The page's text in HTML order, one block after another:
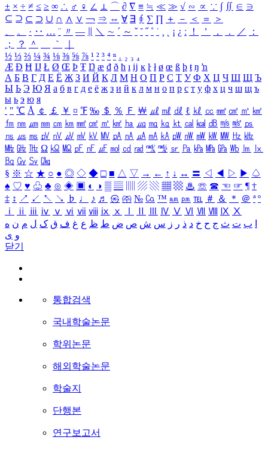
± × ÷ ≠ ≤ ≥ ∞ ∴ ♂ ♀ ∠ ⊥ ⌒ ∂ ∇ ≡ ≒ ≪ ≫ √ ∽ ∝ ∵ ∫ ∬ ∈ ∋
⊆ ⊇ ⊂ ⊃ ∪ ∩ ∧ ∨ ￢ ⇒ ⇔ ∀ ∃ ∮ ∑ ∏ ＋ － ＜ ＝
＞
、
。 · ‥ … ¨ 〃 ― ＼ ∼ ´ ～ ˇ ˘ ˝ ˚ ˙ ¸ ¡ ¿ ː ！ ＇ ， ． ／
：
；
？ ＾ ｀
½ ⅓ ⅔ ¼ ¾ ⅛ ⅜ ⅝ ⅞ ¹ ² ³ ⁴ ⁿ ₁ ₂ ₃ ₄
Æ Ð Ħ Ĳ Ł Ø Œ Þ Ŧ Ŋ æ đ ð ħ ı ĳ ĸ ŀ ł ø œ ß þ ŧ ŋ ŉ
А Б В Г Д Е Ё Ж З И Й К Л М Н О П Р С Т У Ф Х Ц Ч Ш Щ Ъ
Ы Ь Э Ю Я а б в г д е ё ж з и й к л м н о п р с т у ф х ц ч ш щ ъ
ы ь э ю я
′ ″ ℃ Å ￠ ￡ ￥ ¤ ℉ ‰ ＄ ％ Ｆ ￦ ㎕ ㎖ ㎗ ℓ ㎘ ㏄ ㎣ ㎤ ㎥ ㎦
㎙ ㎚ ㎛ ㎜ ㎝ ㎞ ㎟ ㎠ ㎡ ㎢ ㏊ ㎍ ㎎ ㎏ ㏏ ㎈ ㎉ ㏈ ㎧ ㎨ ㎰
㎱ ㎲ ㎳ ㎴ ㎵ ㎶ ㎷ ㎸ ㎹ ㎀ ㎁ ㎂ ㎃ ㎄ ㎺ ㎻ ㎽ ㎾ ㎿ ㎐ ㎑
㎒ ㎓ ㎔ Ω ㏀ ㏁ ㎊ ㎋ ㎌ ㏖ ㏅ ㎭ ㎮ ㎯ ㏛ ㎩ ㎪ ㎫ ㎬ ㏝ ㏐
㏓
㏃ ㏉ ㏜ ㏆
§ ※ ☆ ★ ○ ● ◎ ◇ ◆ □ ■ △ ▽ → ← ↑ ↓ ↔ 〓 ◁ ◀ ▷ ▶ ♤
♠ ♡ ♥ ♧ ♣ ⊙ ◈ ▣ ◐ ◑ ▒ ▤ ▨ ▧ ▦ ▩ ♨ ☏ ☎ ☜ ☞ ¶ †
‡ ↕ ↗ ↙ ↖ ↘ ♭ ♩ ♪ ♬ ㉿ ㈜ № ㏇ ™ ㏂ ㏘ ℡ ＃ ＆ ＊ ＠ ª º
ⅰ
ⅱ ⅲ ⅳ ⅴ ⅵ ⅶ ⅷ ⅸ ⅹ Ⅳ Ⅴ Ⅵ Ⅶ Ⅷ Ⅸ Ⅹ
ب ت ث ج ح خ د ذ ر ز س ش ص ض ط ظ ع غ ف ق ک ل م ن ه
و ی
닫기
통합검색
국내학술논문
학위논문
해외학술논문
학술지
단행본
연구보고서